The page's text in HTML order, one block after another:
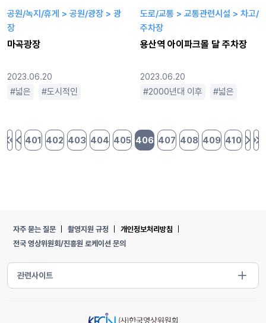
공원/녹지/휴게 > 공원/광장 > 광
장
마곡광장
2023.06.20
넓은 도시적인
도로/교통 > 교통관련시설 > 차고/
주차장
용산역 아이파크몰 달 주차장
2023.06.20
2000년대 이후 넓은
처음 페이지
이전 페이지
401 402 403 404 405 406 407 408 409 410
다음
마
자주 묻는 질문 촬영지원 규정
개인정보처리방침
전국 영상위원회/진흥원 로케이션 문의